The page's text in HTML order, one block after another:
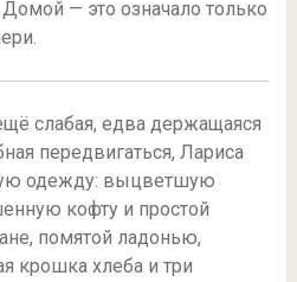
— это означало только
слабая, едва держащаяся
передвигаться, Лариса
одежду: выцветшую
кофту и простой
помятой ладонью,
крошка хлеба и три